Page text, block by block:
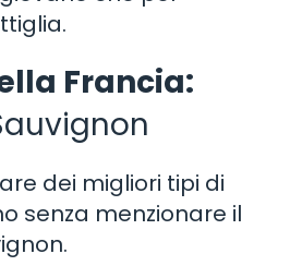
Francia:
dei migliori tipi di
senza menzionare il